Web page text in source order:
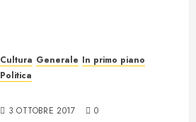
Cultura Generale In primo piano
Politica
3 OTTOBRE 2017 0